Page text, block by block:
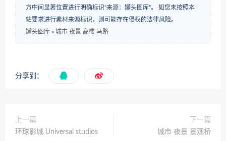
方中间显著位置进行明确标识“来源：罐头图库”。 如您未按照本
站要求进行素材来源标识，则可能存在侵权的法律风险。
罐头图库 » 城市 夜景 高楼 马路
分享到：
上一篇
环球影城 Universal studios
下一篇
城市 夜景 景观桥